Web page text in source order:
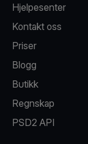
Hjelpesenter
Kontakt oss
Priser
Blogg
Butikk
Regnskap
PSD2 API